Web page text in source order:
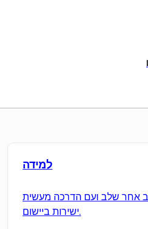
למידה
אחר שלב ועם הדרכה מעשית
ישירות ביישום.